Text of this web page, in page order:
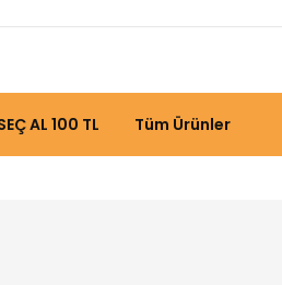
AL 100 TL Tüm Ürünler